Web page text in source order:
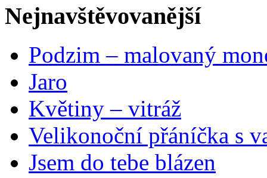
Nejnavštěvovanější
Podzim – malovaný
Jaro
Květiny – vitráž
Velikonoční přáníčka s
Jsem do tebe blázen